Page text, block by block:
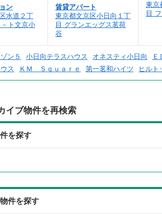
ン
水道２丁
ト文京小
賃貸アパート
東京都文京区小日向１丁
目 グランエッグス茗荷
谷
東京
目
ゾン５ 小日向テラスハウス オネスティ小日向 Ｅ
ス ＫＭ Ｓｑｕａｒｅ 第一茗和ハイツ ヒルト
イブ物件を再検索
を探す
件を探す